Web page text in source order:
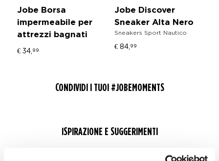
Jobe Borsa
impermeabile per
attrezzi bagnati
€ 34, 99
Jobe Discover
Sneaker Alta Nero
Sneakers Sport Nautico
€ 84, 99
CONDIVIDI I TUOI #JOBEMOMENTS
ISPIRAZIONE E SUGGERIMENTI